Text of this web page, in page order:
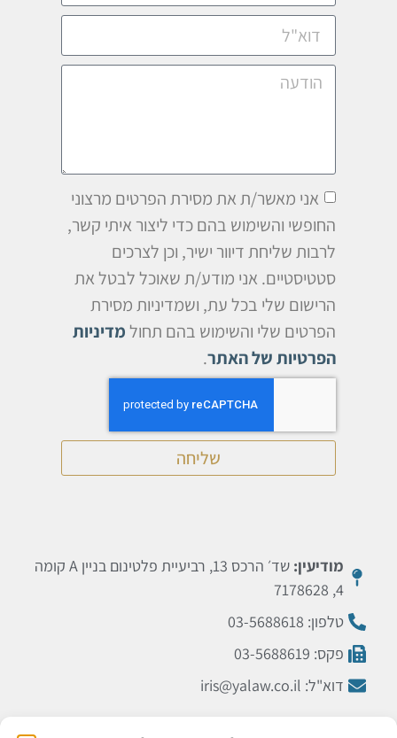
מודיעין:
שד׳ הרכס 13, רביעיית פלטינום בניין A קומה
4, 7178628
טלפון: 03-5688618
פקס: 03-5688619
דוא"ל: iris@yalaw.co.il
אני מאשר/ת את מסירת הפרטים מרצוני
החופשי והשימוש בהם כדי ליצור איתי קשר,
לרבות שליחת דיוור ישיר, וכן לצרכים
סטטיסטיים. אני מודע/ת שאוכל לבטל את
הרישום שלי בכל עת, ושמדיניות מסירת
הפרטים שלי והשימוש בהם תחולמדיניות
הפרטיות של האתר.
שליחה